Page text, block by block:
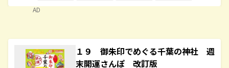
AD
１９ 御朱印でめぐる千葉の神社 週
末開運さんぽ 改訂版